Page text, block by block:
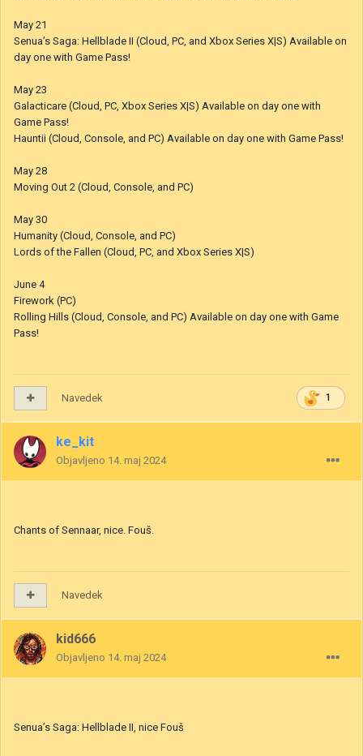
May 21
Senua’s Saga: Hellblade II (Cloud, PC, and Xbox Series X|S) Available on
day one with Game Pass!
May 23
Galacticare (Cloud, PC, Xbox Series X|S) Available on day one with
Game Pass!
Hauntii (Cloud, Console, and PC) Available on day one with Game Pass!
May 28
Moving Out 2 (Cloud, Console, and PC)
May 30
Humanity (Cloud, Console, and PC)
Lords of the Fallen (Cloud, PC, and Xbox Series X|S)
June 4
Firework (PC)
Rolling Hills (Cloud, Console, and PC) Available on day one with Game
Pass!
1
Navedek
ke_kit
Objavljeno 14. maj 2024
Chants of Sennaar, nice. Fouš.
Navedek
kid666
Objavljeno 14. maj 2024
Senua’s Saga: Hellblade II, nice Fouš